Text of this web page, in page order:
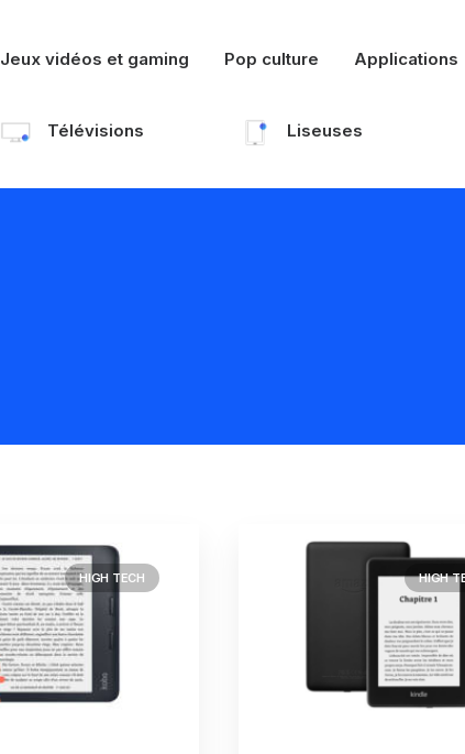
Jeux vidéos et gaming Pop culture Applications
Télévisions Liseuses
HIGH TECH HIGH